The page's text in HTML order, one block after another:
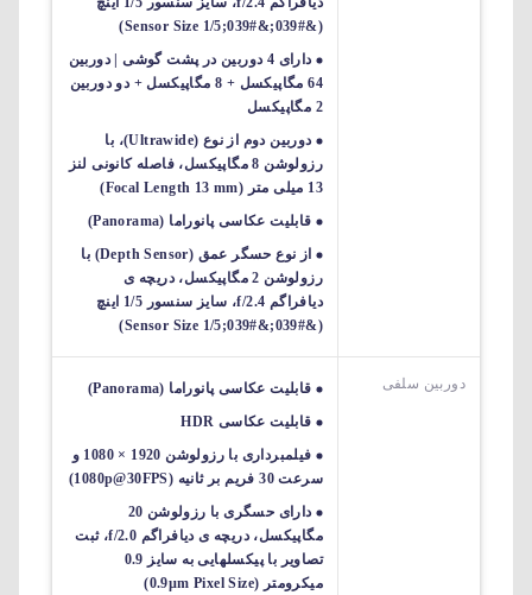
(&#039;&#039;Sensor Size 1/5)
دارای 4 دوربین در پشت گوشی | دوربین
64 مگاپیکسل + 8 مگاپیکسل + دو دوربین
2 مگاپیکسل
دوربین دوم از نوع (Ultrawide)، با
رزولوشن 8 مگاپیکسل، فاصله کانونی لنز
13 میلی متر (Focal Length 13 mm)
قابلیت عکاسی پانوراما (Panorama)
از نوع حسگر عمق (Depth Sensor) با
رزولوشن 2 مگاپیکسل، دریچه ی
دیافراگم f/2.4، سایز سنسور 1/5 اینچ
(&#039;&#039;Sensor Size 1/5)
دوربین سلفی
قابلیت عکاسی پانوراما (Panorama)
قابلیت عکاسی HDR
فیلمبرداری با رزولوشن 1920 × 1080 و
سرعت 30 فریم بر ثانیه (1080p@30FPS)
دارای حسگری با رزولوشن 20
مگاپیکسل، دریچه ی دیافراگم f/2.0، ثبت
تصاویر با پیکسل‎هایی به سایز 0.9
میکرومتر (0.9µm Pixel Size)